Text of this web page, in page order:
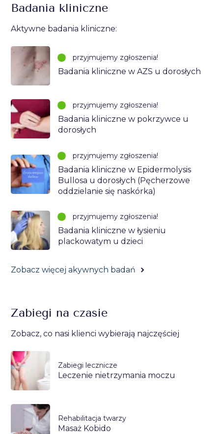
Badania kliniczne
Aktywne badania kliniczne:
przyjmujemy zgłoszenia!
Badania kliniczne w AZS u dorosłych
przyjmujemy zgłoszenia!
Badania kliniczne w pokrzywce u
dorosłych
przyjmujemy zgłoszenia!
Badania kliniczne w Epidermolysis
Bullosa u dorosłych (Pęcherzowe
oddzielanie się naskórka)
przyjmujemy zgłoszenia!
Badania kliniczne w łysieniu
plackowatym u dzieci
Zobacz więcej akywnych badań
Zabiegi na czasie
Zobacz, co nasi klienci wybierają najczęściej
Zabiegi lecznicze
Leczenie nietrzymania moczu
Rehabilitacja twarzy
Masaż Kobido